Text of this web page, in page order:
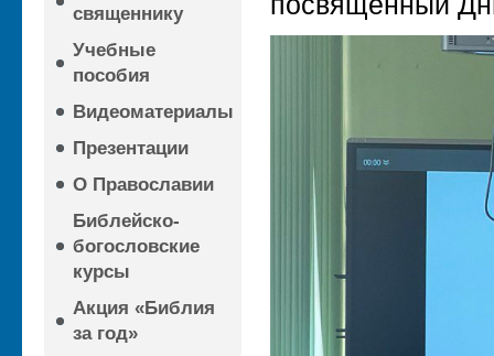
священнику
Учебные
пособия
Видеоматериалы
Презентации
О Православии
Библейско-
богословские
курсы
Акция «Библия
за год»